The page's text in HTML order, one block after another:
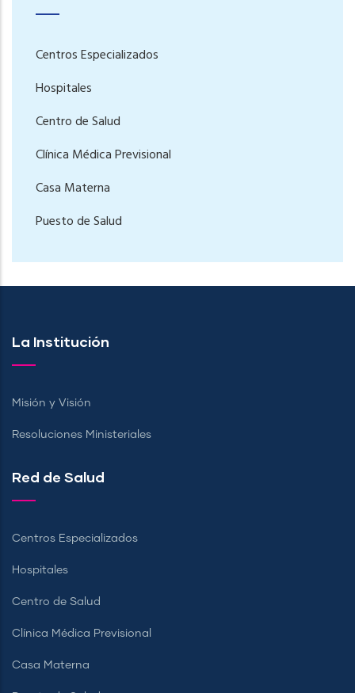
Centros Especializados
Hospitales
Centro de Salud
Clínica Médica Previsional
Casa Materna
Puesto de Salud
La Institución
Misión y Visión
Resoluciones Ministeriales
Red de Salud
Centros Especializados
Hospitales
Centro de Salud
Clínica Médica Previsional
Casa Materna